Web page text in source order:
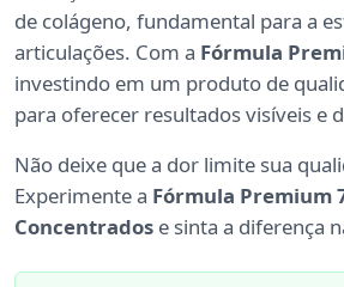
de colágeno, fundamental para a
articulações. Com a Fórmula
investindo em um produto de
para oferecer resultados visíveis e
Não deixe que a dor limite sua
Experimente a Fórmula Premium
Concentrados e sinta a diferença